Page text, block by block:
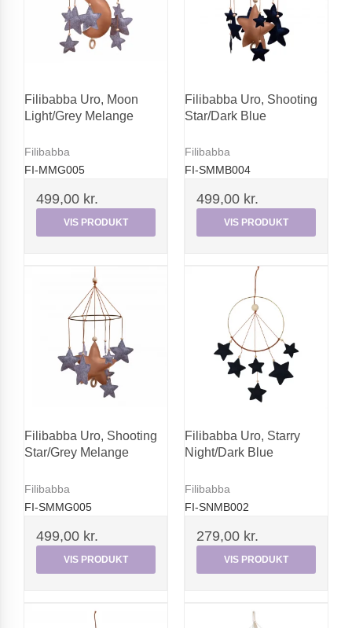
Filibabba Uro, Moon
Light/Grey Melange
Filibabba
FI-MMG005
499,00 kr.
VIS PRODUKT
Filibabba Uro, Shooting
Star/Dark Blue
Filibabba
FI-SMMB004
499,00 kr.
VIS PRODUKT
Filibabba Uro, Shooting
Star/Grey Melange
Filibabba
FI-SMMG005
499,00 kr.
VIS PRODUKT
Filibabba Uro, Starry
Night/Dark Blue
Filibabba
FI-SNMB002
279,00 kr.
VIS PRODUKT